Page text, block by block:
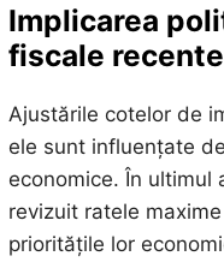
Implicarea
fiscale recente
Ajustările cotelor de
ele sunt influențate
economice. În ultimul
revizuit ratele
prioritățile lor